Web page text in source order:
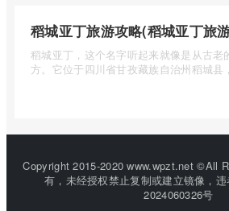
稻城亚丁旅游攻略(稻城亚丁旅
稻城亚丁，这个名字听起来就像是从古老
方。它位于四川省甘孜藏族自治州稻城县
Copyright 2015-2020 www.wpzt.net ©All
有，未经授权禁止复制或建立镜像，违
2024060326号